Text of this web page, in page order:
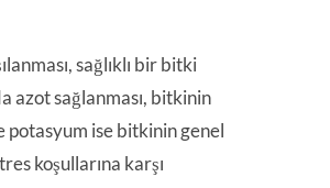
sağlıklı bir bitki
sağlanması, bitkinin
potasyum ise bitkinin genel
koşullarına karşı